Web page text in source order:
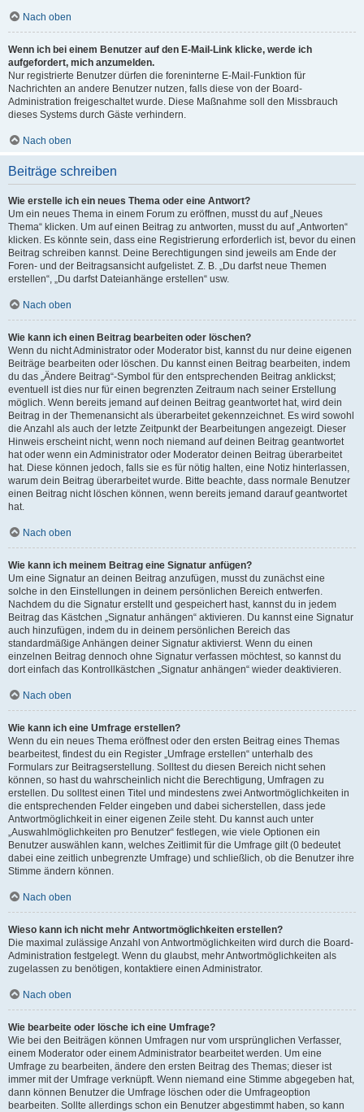
Nach oben
Wenn ich bei einem Benutzer auf den E-Mail-Link klicke, werde ich
aufgefordert, mich anzumelden.
Nur registrierte Benutzer dürfen die foreninterne E-Mail-Funktion für
Nachrichten an andere Benutzer nutzen, falls diese von der Board-
Administration freigeschaltet wurde. Diese Maßnahme soll den Missbrauch
dieses Systems durch Gäste verhindern.
Nach oben
Beiträge schreiben
Wie erstelle ich ein neues Thema oder eine Antwort?
Um ein neues Thema in einem Forum zu eröffnen, musst du auf „Neues
Thema“ klicken. Um auf einen Beitrag zu antworten, musst du auf „Antworten“
klicken. Es könnte sein, dass eine Registrierung erforderlich ist, bevor du einen
Beitrag schreiben kannst. Deine Berechtigungen sind jeweils am Ende der
Foren- und der Beitragsansicht aufgelistet. Z. B. „Du darfst neue Themen
erstellen“, „Du darfst Dateianhänge erstellen“ usw.
Nach oben
Wie kann ich einen Beitrag bearbeiten oder löschen?
Wenn du nicht Administrator oder Moderator bist, kannst du nur deine eigenen
Beiträge bearbeiten oder löschen. Du kannst einen Beitrag bearbeiten, indem
du das „Ändere Beitrag“-Symbol für den entsprechenden Beitrag anklickst;
eventuell ist dies nur für einen begrenzten Zeitraum nach seiner Erstellung
möglich. Wenn bereits jemand auf deinen Beitrag geantwortet hat, wird dein
Beitrag in der Themenansicht als überarbeitet gekennzeichnet. Es wird sowohl
die Anzahl als auch der letzte Zeitpunkt der Bearbeitungen angezeigt. Dieser
Hinweis erscheint nicht, wenn noch niemand auf deinen Beitrag geantwortet
hat oder wenn ein Administrator oder Moderator deinen Beitrag überarbeitet
hat. Diese können jedoch, falls sie es für nötig halten, eine Notiz hinterlassen,
warum dein Beitrag überarbeitet wurde. Bitte beachte, dass normale Benutzer
einen Beitrag nicht löschen können, wenn bereits jemand darauf geantwortet
hat.
Nach oben
Wie kann ich meinem Beitrag eine Signatur anfügen?
Um eine Signatur an deinen Beitrag anzufügen, musst du zunächst eine
solche in den Einstellungen in deinem persönlichen Bereich entwerfen.
Nachdem du die Signatur erstellt und gespeichert hast, kannst du in jedem
Beitrag das Kästchen „Signatur anhängen“ aktivieren. Du kannst eine Signatur
auch hinzufügen, indem du in deinem persönlichen Bereich das
standardmäßige Anhängen deiner Signatur aktivierst. Wenn du einen
einzelnen Beitrag dennoch ohne Signatur verfassen möchtest, so kannst du
dort einfach das Kontrollkästchen „Signatur anhängen“ wieder deaktivieren.
Nach oben
Wie kann ich eine Umfrage erstellen?
Wenn du ein neues Thema eröffnest oder den ersten Beitrag eines Themas
bearbeitest, findest du ein Register „Umfrage erstellen“ unterhalb des
Formulars zur Beitragserstellung. Solltest du diesen Bereich nicht sehen
können, so hast du wahrscheinlich nicht die Berechtigung, Umfragen zu
erstellen. Du solltest einen Titel und mindestens zwei Antwortmöglichkeiten in
die entsprechenden Felder eingeben und dabei sicherstellen, dass jede
Antwortmöglichkeit in einer eigenen Zeile steht. Du kannst auch unter
„Auswahlmöglichkeiten pro Benutzer“ festlegen, wie viele Optionen ein
Benutzer auswählen kann, welches Zeitlimit für die Umfrage gilt (0 bedeutet
dabei eine zeitlich unbegrenzte Umfrage) und schließlich, ob die Benutzer ihre
Stimme ändern können.
Nach oben
Wieso kann ich nicht mehr Antwortmöglichkeiten erstellen?
Die maximal zulässige Anzahl von Antwortmöglichkeiten wird durch die Board-
Administration festgelegt. Wenn du glaubst, mehr Antwortmöglichkeiten als
zugelassen zu benötigen, kontaktiere einen Administrator.
Nach oben
Wie bearbeite oder lösche ich eine Umfrage?
Wie bei den Beiträgen können Umfragen nur vom ursprünglichen Verfasser,
einem Moderator oder einem Administrator bearbeitet werden. Um eine
Umfrage zu bearbeiten, ändere den ersten Beitrag des Themas; dieser ist
immer mit der Umfrage verknüpft. Wenn niemand eine Stimme abgegeben hat,
dann können Benutzer die Umfrage löschen oder die Umfrageoption
bearbeiten. Sollte allerdings schon ein Benutzer abgestimmt haben, so kann